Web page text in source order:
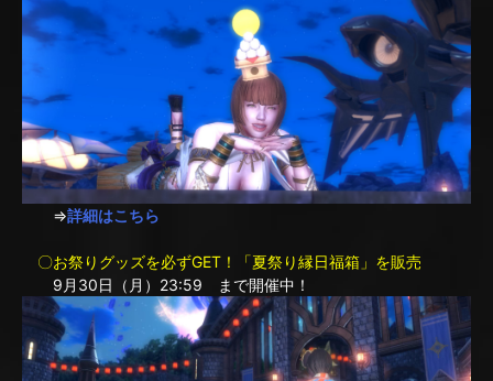
⇒詳細はこちら
〇お祭りグッズを必ずGET！「夏祭り縁日福箱」を販売
9月30日（月）23:59 まで開催中！